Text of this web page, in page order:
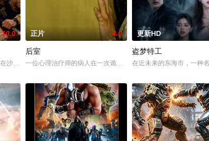
球“揭秘”，即将颠覆人类认知。而这背后隐藏的真相，为何有人想要
10.0
沙漠小镇散心时遭遇沙漠怪兽袭击，与寻找丈夫死亡真相的客栈老
正片 4.0
后室
一位心理治疗师的病人在一次诡异的事故中“切入”（No-clip）
更新HD
盗梦特工
在近未来的东海市，一种